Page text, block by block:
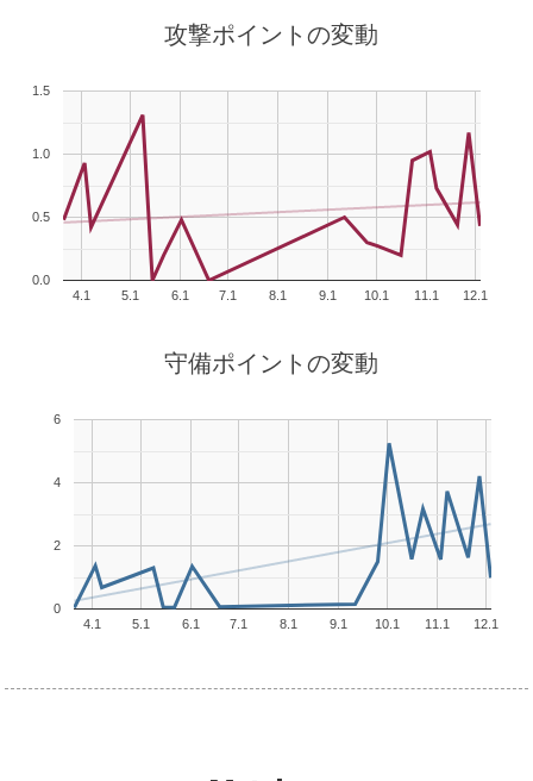
攻撃ポイントの変動
4.1 5.1 6.1 7.1 8.1 9.1 10.1 11.1 12.1
0.0
0.5
1.0
1.5
守備ポイントの変動
4.1 5.1 6.1 7.1 8.1 9.1 10.1 11.1 12.1
0
2
4
6